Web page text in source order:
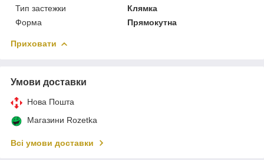
Тип застежки
Клямка
Форма
Прямокутна
Приховати
Умови доставки
Нова Пошта
Магазини Rozetka
Всі умови доставки